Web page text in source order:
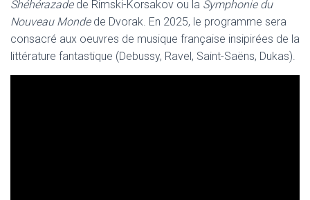
Shéhérazadede Rimski-Korsakov ou la Symphonie du
Nouveau Mondede Dvorak. En 2025, le programme sera
consacré aux oeuvres de musique française insipirées de la
littérature fantastique (Debussy, Ravel, Saint-Saëns, Dukas).